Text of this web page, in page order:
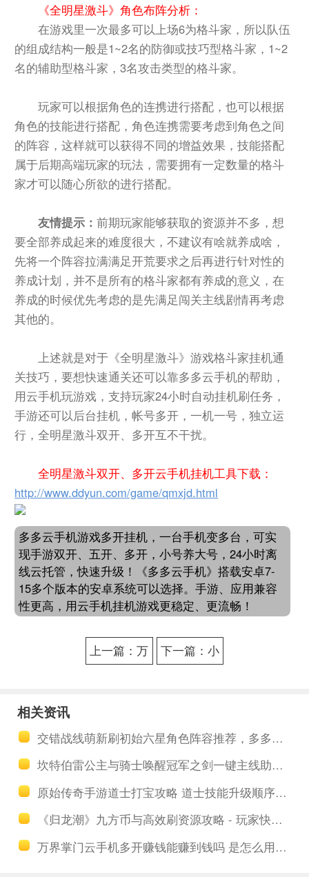
《全明星激斗》角色布阵分析：
在游戏里一次最多可以上场6为格斗家，所以队伍
的组成结构一般是1~2名的防御或技巧型格斗家，1~2
名的辅助型格斗家，3名攻击类型的格斗家。
玩家可以根据角色的连携进行搭配，也可以根据
角色的技能进行搭配，角色连携需要考虑到角色之间
的阵容，这样就可以获得不同的增益效果，技能搭配
属于后期高端玩家的玩法，需要拥有一定数量的格斗
家才可以随心所欲的进行搭配。
友情提示：前期玩家能够获取的资源并不多，想
要全部养成起来的难度很大，不建议有啥就养成啥，
先将一个阵容拉满满足开荒要求之后再进行针对性的
养成计划，并不是所有的格斗家都有养成的意义，在
养成的时候优先考虑的是先满足闯关主线剧情再考虑
其他的。
上述就是对于《全明星激斗》游戏格斗家挂机通
关技巧，要想快速通关还可以靠多多云手机的帮助，
用云手机玩游戏，支持玩家24小时自动挂机刷任务，
手游还可以后台挂机，帐号多开，一机一号，独立运
行，全明星激斗双开、多开互不干扰。
全明星激斗双开、多开云手机挂机工具下载：
http://www.ddyun.com/game/qmxjd.html
多多云手机游戏多开挂机，一台手机变多台，可实
现手游双开、五开、多开，小号养大号，24小时离
线云托管，快速升级！《多多云手机》搭载安卓7-
15多个版本的安卓系统可以选择。手游、应用兼容
性更高，用云手机挂机游戏更稳定、更流畅！
上一篇：万
助手推荐
下一篇：小
相关资讯
交错战线萌新刷初始六星角色阵容推荐，多多云手机托管日常养成推图轻松强化
坎特伯雷公主与骑士唤醒冠军之剑一键主线助手助手 坎特伯雷公主与骑士唤醒冠军之剑的奇幻冒险游戏介绍
原始传奇手游道士打宝攻略 道士技能升级顺序讲解
《归龙潮》九方币与高效刷资源攻略 - 玩家快速升级必看！
万界掌门云手机多开赚钱能赚到钱吗 是怎么用云端手机赚钱的